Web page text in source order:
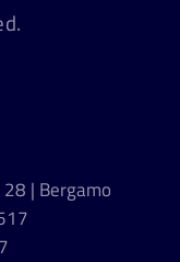
| Bergamo